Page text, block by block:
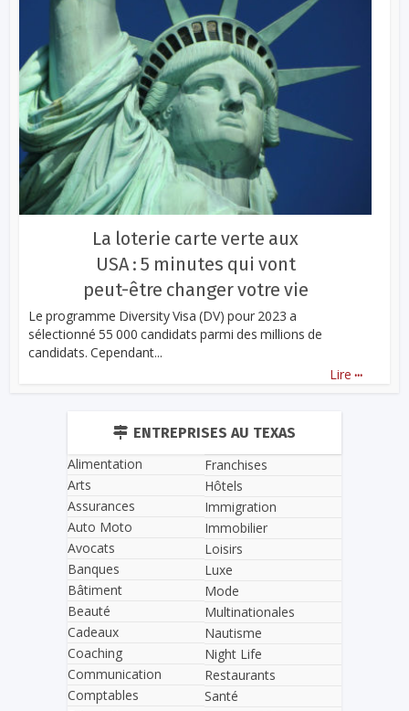
La loterie carte verte aux
USA : 5 minutes qui vont
peut-être changer votre vie
Le programme Diversity Visa (DV) pour 2023 a
sélectionné 55 000 candidats parmi des millions de
candidats. Cependant...
Lire ...
ENTREPRISES AU TEXAS
Alimentation
Arts
Assurances
Auto Moto
Avocats
Banques
Bâtiment
Beauté
Cadeaux
Coaching
Communication
Comptables
Franchises
Hôtels
Immigration
Immobilier
Loisirs
Luxe
Mode
Multinationales
Nautisme
Night Life
Restaurants
Santé